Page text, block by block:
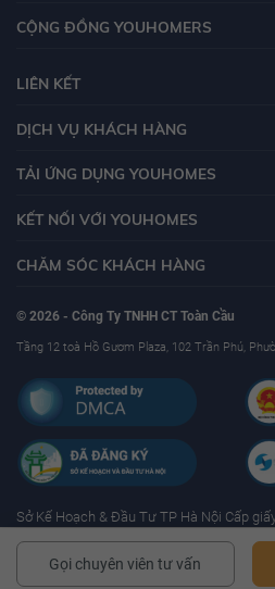
Gọi chuyên viên tư vấn
CỘNG ĐỒNG YOUHOMERS
LIÊN KẾT
DỊCH VỤ KHÁCH HÀNG
TẢI ỨNG DỤNG YOUHOMES
KẾT NỐI VỚI YOUHOMES
CHĂM SÓC KHÁCH HÀNG
© 2026 - Công Ty TNHH CT Toàn Cầu
Tầng 12 toà Hồ Gươm Plaza, 102 Trần Phú,
Sở Kế Hoạch & Ðầu Tư TP Hà Nội Cấp
17/01/2019 - Mã số thuế: 0108591862